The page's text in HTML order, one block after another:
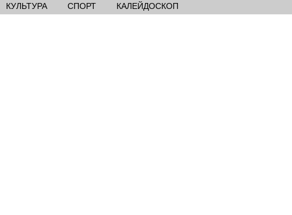
КУЛЬТУРА СПОРТ КАЛЕЙДОСКОП